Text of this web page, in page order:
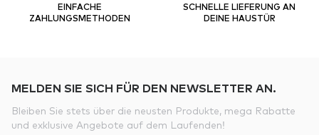
EINFACHE
ZAHLUNGSMETHODEN
SCHNELLE LIEFERUNG AN
DEINE HAUSTÜR
MELDEN SIE SICH FÜR DEN NEWSLETTER AN.
Bleiben Sie stets über die neusten Produkte, mega Rabatte
und exklusive Angebote auf dem Laufenden!